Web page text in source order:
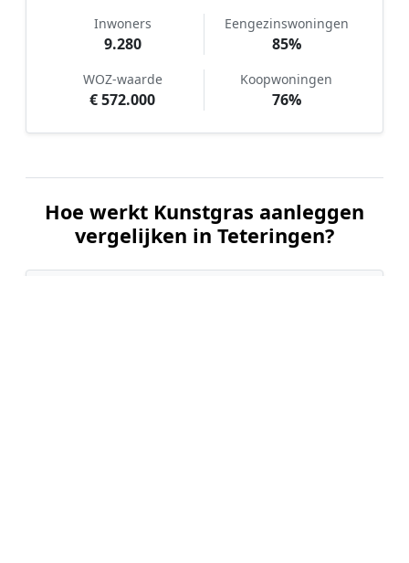
Inwoners
9.280
Eengezinswoningen
85%
WOZ-waarde
€ 572.000
Koopwoningen
76%
Hoe werkt Kunstgras aanleggen
vergelijken in Teteringen?